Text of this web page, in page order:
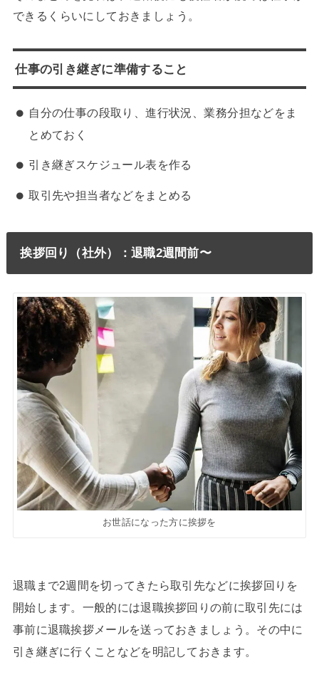
できるくらいにしておきましょう。
仕事の引き継ぎに準備すること
自分の仕事の段取り、進行状況、業務分担などをま
とめておく
引き継ぎスケジュール表を作る
取引先や担当者などをまとめる
挨拶回り（社外）：退職2週間前〜
お世話になった方に挨拶を
退職まで2週間を切ってきたら取引先などに挨拶回りを
開始します。一般的には退職挨拶回りの前に取引先には
事前に退職挨拶メールを送っておきましょう。その中に
引き継ぎに行くことなどを明記しておきます。